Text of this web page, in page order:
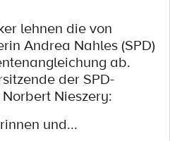
lehnen die von
Andrea Nahles (SPD)
ab.
der SPD-
Nieszery:
und...